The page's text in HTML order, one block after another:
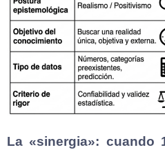
La «sinergia»: cuando